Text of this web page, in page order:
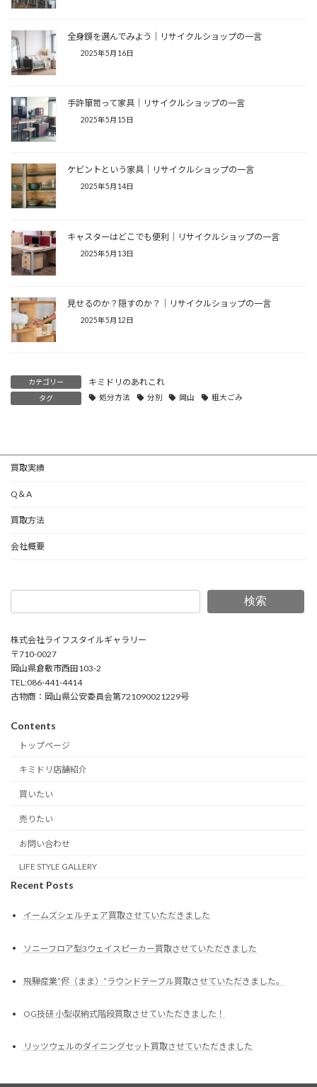
全身鏡を選んでみよう│リサイクルショップの一言
2025年5月16日
手許箪笥って家具│リサイクルショップの一言
2025年5月15日
ケビントという家具│リサイクルショップの一言
2025年5月14日
キャスターはどこでも便利│リサイクルショップの一言
2025年5月13日
見せるのか？隠すのか？│リサイクルショップの一言
2025年5月12日
カテゴリー キミドリのあれこれ
タグ 処分方法 分別 岡山 粗大ごみ
買取実績
Q＆A
買取方法
会社概要
検索
株式会社ライフスタイルギャラリー
〒710-0027
岡山県倉敷市西田103-2
TEL:086-441-4414
古物商：岡山県公安委員会第721090021229号
Contents
トップページ
キミドリ店舗紹介
買いたい
売りたい
お問い合わせ
LIFE STYLE GALLERY
Recent Posts
イームズシェルチェア買取させていただきました
ソニーフロア型3ウェイスピーカー買取させていただきました
飛騨産業”侭（まま）”ラウンドテーブル買取させていただきました。
OG技研 小型収納式階段買取させていただきました！
リッツウェルのダイニングセット買取させていただきました